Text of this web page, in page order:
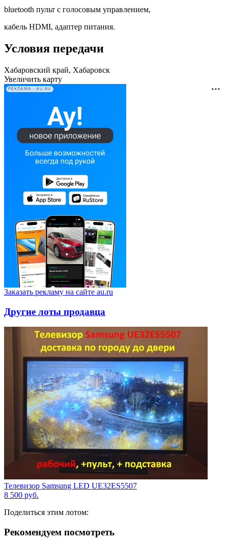
bluetooth пульт с голосовым управлением,
кабель HDMI, адаптер питания.
Условия передачи
Хабаровский край, Хабаровск
Увеличить карту
РЕКЛАМА • AU.RU
Заказать рекламу на сайте au.ru
Другие лоты продавца
Телевизор Samsung LED UE32ES5507
8 500 руб.
Поделиться этим лотом:
Рекомендуем посмотреть